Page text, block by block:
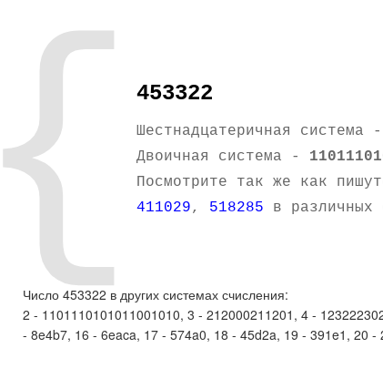
453322
Шестнадцатеричная система -
Двоичная система -
Посмотрите так же как
411029, 518285 в различных
Число 453322 в других системах счисления:
2 - 1101110101011001010, 3 - 212000211201, 4 -
- 8e4b7, 16 - 6eaca, 17 - 574a0, 18 - 45d2a, 19 - 391e1, 20